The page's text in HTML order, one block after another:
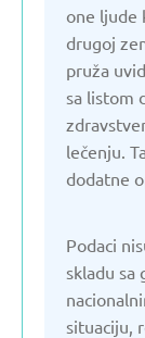
one ljude
drugoj
pruža
sa listom
lečenju.
dodatne
Podaci
skladu sa
situaciju,
Gruzija
Holandija
Italija
Jermenija